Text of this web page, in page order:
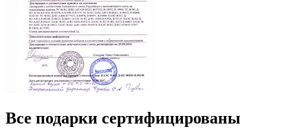
Все подарки сертифицированы